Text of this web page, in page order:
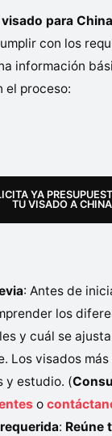
para China
con los
información
el proceso:
YA
TU VISADO A
: Antes de
los
y cuál se
Los visados
y estudio. (
o
: Reúne